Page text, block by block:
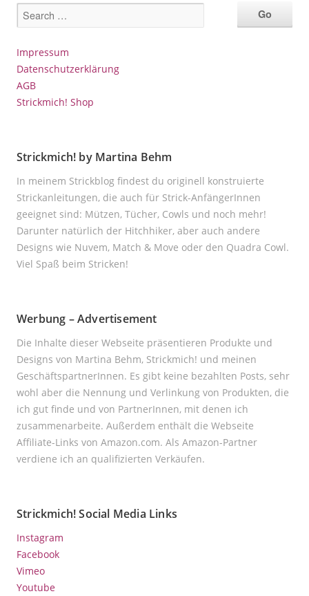
Impressum
Datenschutzerklärung
AGB
Strickmich! Shop
Strickmich! by Martina Behm
In meinem Strickblog findest du originell konstruierte
Strickanleitungen, die auch für Strick-AnfängerInnen
geeignet sind: Mützen, Tücher, Cowls und noch mehr!
Darunter natürlich der Hitchhiker, aber auch andere
Designs wie Nuvem, Match & Move oder den Quadra Cowl.
Viel Spaß beim Stricken!
Werbung – Advertisement
Die Inhalte dieser Webseite präsentieren Produkte und
Designs von Martina Behm, Strickmich! und meinen
GeschäftspartnerInnen. Es gibt keine bezahlten Posts, sehr
wohl aber die Nennung und Verlinkung von Produkten, die
ich gut finde und von PartnerInnen, mit denen ich
zusammenarbeite. Außerdem enthält die Webseite
Affiliate-Links von Amazon.com. Als Amazon-Partner
verdiene ich an qualifizierten Verkäufen.
Strickmich! Social Media Links
Instagram
Facebook
Vimeo
Youtube